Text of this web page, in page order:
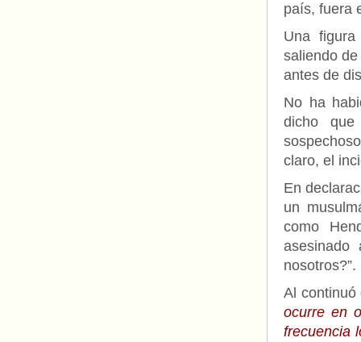
país, fuera
Una
saliendo
antes de
No ha
dicho
claro, el
En
un
como
nosotros?”.
Al
ocurre en
frecuencia